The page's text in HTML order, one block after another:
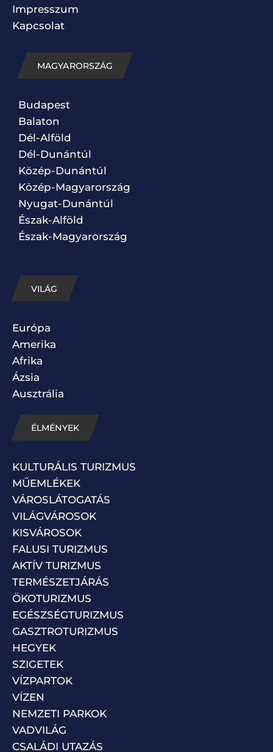
Impresszum
Kapcsolat
MAGYARORSZÁG
Budapest
Balaton
Dél-Alföld
Dél-Dunántúl
Közép-Dunántúl
Közép-Magyarország
Nyugat-Dunántúl
Észak-Alföld
Észak-Magyarország
VILÁG
Európa
Amerika
Afrika
Ázsia
Ausztrália
ÉLMÉNYEK
KULTURÁLIS TURIZMUS
MŰEMLÉKEK
VÁROSLÁTOGATÁS
VILÁGVÁROSOK
KISVÁROSOK
FALUSI TURIZMUS
AKTÍV TURIZMUS
TERMÉSZETJÁRÁS
ÖKOTURIZMUS
EGÉSZSÉGTURIZMUS
GASZTROTURIZMUS
HEGYEK
SZIGETEK
VÍZPARTOK
VÍZEN
NEMZETI PARKOK
VADVILÁG
CSALÁDI UTAZÁS